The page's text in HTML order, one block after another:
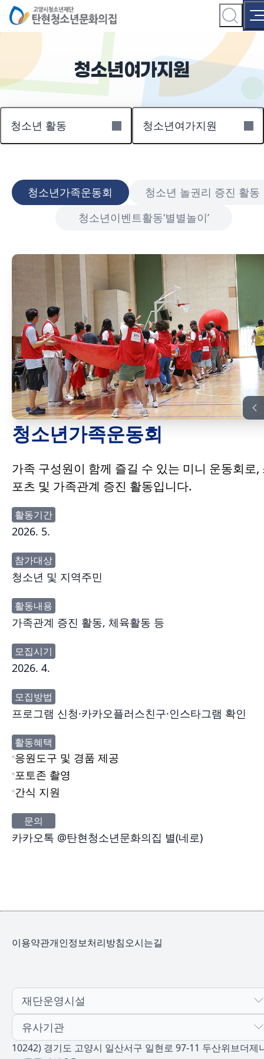
청소년여가지원
청소년 활동 청소년여가지원
청소년가족운동회
청소년 놀권리 증진 활동
청소년이벤트활동‘별별놀이’
청소년가족운동회
가족 구성원이 함께 즐길 수 있는 미니 운동회로,
포츠 및 가족관계 증진 활동입니다.
활동기간
2026. 5.
참가대상
청소년 및 지역주민
활동내용
가족관계 증진 활동, 체육활동 등
모집시기
2026. 4.
모집방법
프로그램 신청·카카오플러스친구·인스타그램 확인
활동혜택
응원도구 및 경품 제공
포토존 촬영
간식 지원
문의
카카오톡 @탄현청소년문화의집 별(네로)
10242) 경기도 고양시 일산서구 일현로 97-11 두산위브더제
이용약관개인정보처리방침오시는길
재단운영시설
유사기관